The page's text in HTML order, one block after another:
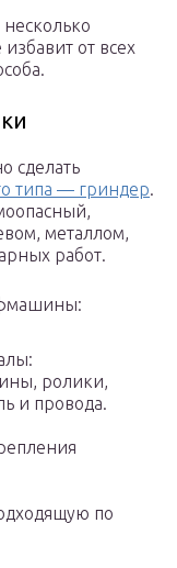
от всех
сделать
типа — гриндер.
металлом,
работ.
ролики,
и провода.
по